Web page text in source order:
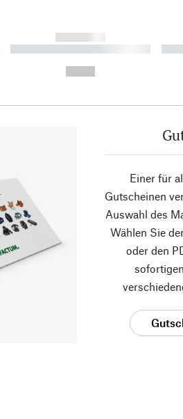
------------
----------- ----------- ----------
Einer für
Gutscheinen
Auswahl des
Wählen Sie
oder den